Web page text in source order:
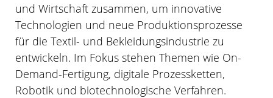
und Wirtschaft zusammen, um innovative
Technologien und neue Produktionsprozesse
für die Textil- und Bekleidungsindustrie zu
entwickeln. Im Fokus stehen Themen wie On-
Demand-Fertigung, digitale Prozessketten,
Robotik und biotechnologische Verfahren.